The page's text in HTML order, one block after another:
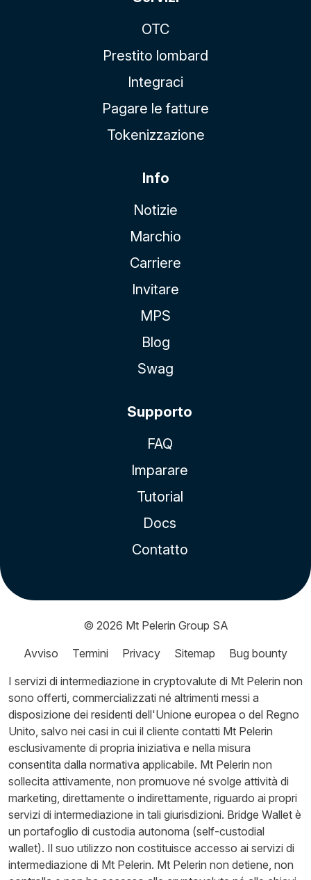
OTC
Prestito lombard
Integraci
Pagare le fatture
Tokenizzazione
Info
Notizie
Marchio
Carriere
Invitare
MPS
Blog
Swag
Supporto
FAQ
Imparare
Tutorial
Docs
Contatto
© 2026 Mt Pelerin Group SA
Avviso
Termini Privacy Sitemap
Bug bounty
I servizi di intermediazione in cryptovalute di Mt Pelerin non
sono offerti, commercializzati né altrimenti messi a
disposizione dei residenti dell'Unione europea o del Regno
Unito, salvo nei casi in cui il cliente contatti Mt Pelerin
esclusivamente di propria iniziativa e nella misura
consentita dalla normativa applicabile. Mt Pelerin non
sollecita attivamente, non promuove né svolge attività di
marketing, direttamente o indirettamente, riguardo ai propri
servizi di intermediazione in tali giurisdizioni. Bridge Wallet è
un portafoglio di custodia autonoma (self-custodial
wallet). Il suo utilizzo non costituisce accesso ai servizi di
intermediazione di Mt Pelerin. Mt Pelerin non detiene, non